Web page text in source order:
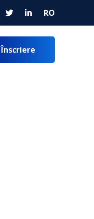
RO
Înscriere